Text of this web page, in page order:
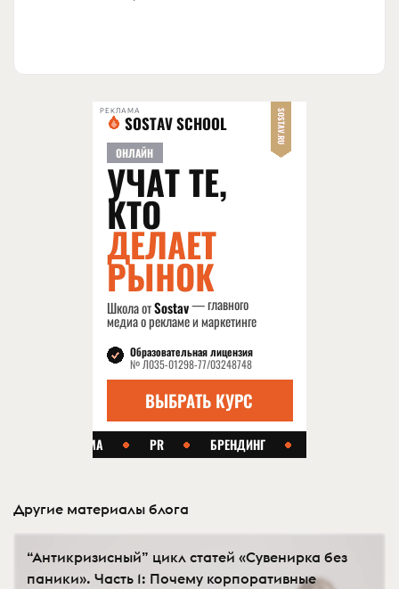
РЕКЛАМА
Другие материалы блога
“Антикризисный” цикл статей «Сувенирка без
паники». Часть 1: Почему корпоративные